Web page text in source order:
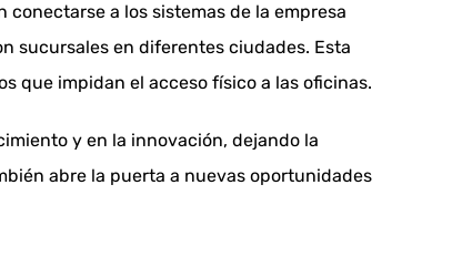
a los sistemas de la empresa
sucursales en diferentes ciudades. Esta
que impidan el acceso físico a las oficinas.
y en la innovación, dejando la
abre la puerta a nuevas oportunidades